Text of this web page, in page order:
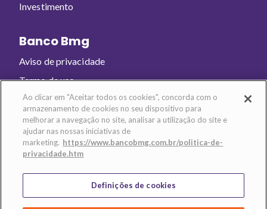
Investimento
Banco Bmg
Aviso de privacidade
Termo de uso
Baixe o app e abra sua conta!
Ao clicar em "Aceitar todos os cookies", concorda com o
armazenamento de cookies no seu dispositivo para
melhorar a navegação no site, analisar a utilização do site e
ajudar nas nossas iniciativas de
marketing. https://www.bancobmg.com.br/politica-de-
privacidade.htm
Definições de cookies